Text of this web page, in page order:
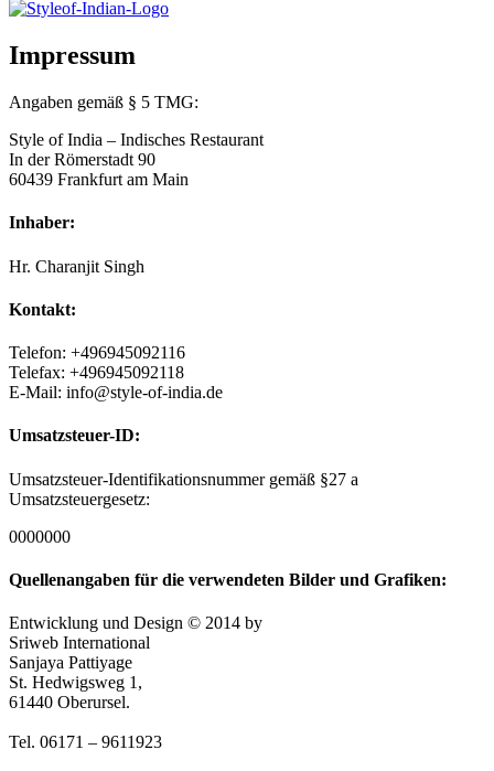
Impressum
Angaben gemäß § 5 TMG:
Style of India – Indisches Restaurant
In der Römerstadt 90
60439 Frankfurt am Main
Inhaber:
Hr. Charanjit Singh
Kontakt:
Telefon: +496945092116
Telefax: +496945092118
E-Mail: info@style-of-india.de
Umsatzsteuer-ID:
Umsatzsteuer-Identifikationsnummer gemäß §27 a
Umsatzsteuergesetz:
0000000
Quellenangaben für die verwendeten Bilder und Grafiken:
Entwicklung und Design © 2014 by
Sriweb International
Sanjaya Pattiyage
St. Hedwigsweg 1,
61440 Oberursel.
Tel. 06171 – 9611923